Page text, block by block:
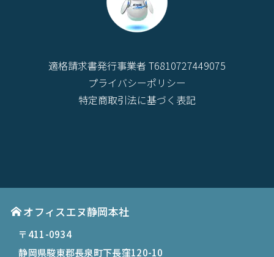
適格請求書発行事業者 T6810727449075
プライバシーポリシー
特定商取引法に基づく表記
オフィスエヌ静岡本社
〒411-0934
静岡県駿東郡長泉町下長窪120-10